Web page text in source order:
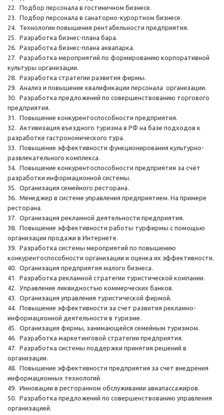
22. Подбор персонала в гостиничном бизнесе.
23. Подбор персонала в санаторно-курортном бизнесе.
24.
Технологии повышения рентабельности предприятия.
25. Разработка бизнес-плана бара.
26. Разработка бизнес-плана аквапарка.
27. Разработка мероприятий по формированию корпоративной
культуры организации.
28. Разработка стратегии развития фирмы.
29. Анализ и повышение квалификации персонала организации.
30. Разработка предложений по совершенствованию торгового
предприятия.
31. Повышение конкурентоспособности предприятия.
32. Активизация въездного туризма в РФ на базе подходов к
разработке гастрономического тура.
33. Повышение эффективности функционирования культурно-
развлекательного комплекса.
34. Повышение конкурентоспособности предприятия за счёт
разработки информационной системы.
35. Организация семейного ресторана.
36. Менеджер в системе управления предприятием. На примере
ресторана.
37. Организация рекламной деятельности предприятия.
38. Повышение эффективности работы турфирмы с помощью
организации продажи в Интернете.
39. Разработка системы мероприятий по повышению
конкурентоспособности организации и оценка их эффективности.
40. Организация предприятия малого бизнеса.
41. Разработка рекламной стратегии туристической компании.
42. Управление ликвидностью коммерческих банков.
43. Организация управления туристической фирмой.
44. Повышение эффективности за счет развития рекламно-
информационной деятельности в туризме.
45. Организация фирмы, занимающейся семейным туризмом.
46. Разработка маркетинговой стратегии предприятия.
47. Разработка системы поддержки принятия решений в
организации.
48. Повышение эффективности предприятия за счет внедрения
информационных технологий.
49. Инновации в ресторанном обслуживании авиапассажиров.
50. Разработка предложений по совершенствованию управления
организацией.